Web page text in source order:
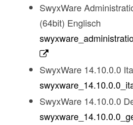
SwyxWare
(64bit) Englisch
SwyxWare 14.10.0.0
SwyxWare 14.10.0.0